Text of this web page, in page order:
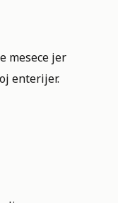
mesece jer
enterijer.